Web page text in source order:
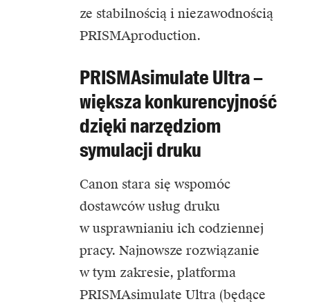
ze stabilnością i niezawodnością
PRISMAproduction.
PRISMAsimulate Ultra –
większa konkurencyjność
dzięki narzędziom
symulacji druku
Canon stara się wspomóc
dostawców usług druku
w usprawnianiu ich codziennej
pracy. Najnowsze rozwiązanie
w tym zakresie, platforma
PRISMAsimulate Ultra (będące